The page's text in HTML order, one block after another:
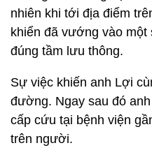
nhiên khi tới địa điểm
khiển đã vướng vào
đúng tầm lưu thông.
Sự việc khiến anh Lợi
đường. Ngay sau đó
cấp cứu tại bệnh viện
trên người.